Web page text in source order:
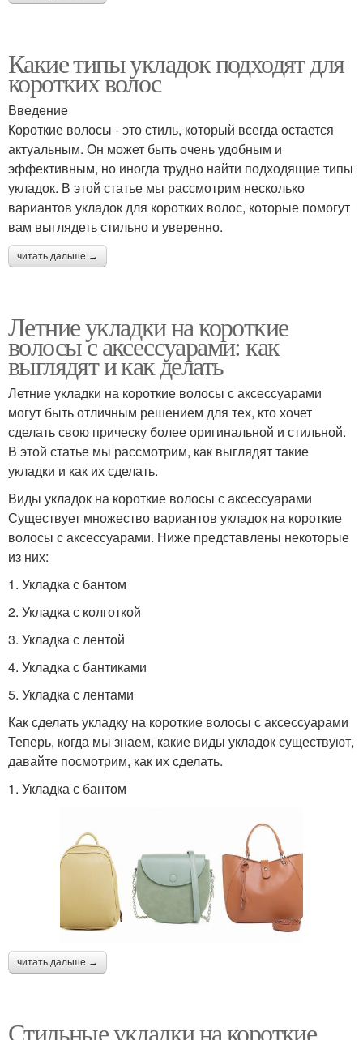
Какие типы укладок подходят для
коротких волос
Введение
Короткие волосы - это стиль, который всегда остается
актуальным. Он может быть очень удобным и
эффективным, но иногда трудно найти подходящие типы
укладок. В этой статье мы рассмотрим несколько
вариантов укладок для коротких волос, которые помогут
вам выглядеть стильно и уверенно.
читать дальше →
Летние укладки на короткие
волосы с аксессуарами: как
выглядят и как делать
Летние укладки на короткие волосы с аксессуарами
могут быть отличным решением для тех, кто хочет
сделать свою прическу более оригинальной и стильной.
В этой статье мы рассмотрим, как выглядят такие
укладки и как их сделать.
Виды укладок на короткие волосы с аксессуарами
Существует множество вариантов укладок на короткие
волосы с аксессуарами. Ниже представлены некоторые
из них:
1. Укладка с бантом
2. Укладка с колготкой
3. Укладка с лентой
4. Укладка с бантиками
5. Укладка с лентами
Как сделать укладку на короткие волосы с аксессуарами
Теперь, когда мы знаем, какие виды укладок существуют,
давайте посмотрим, как их сделать.
1. Укладка с бантом
читать дальше →
Стильные укладки на короткие